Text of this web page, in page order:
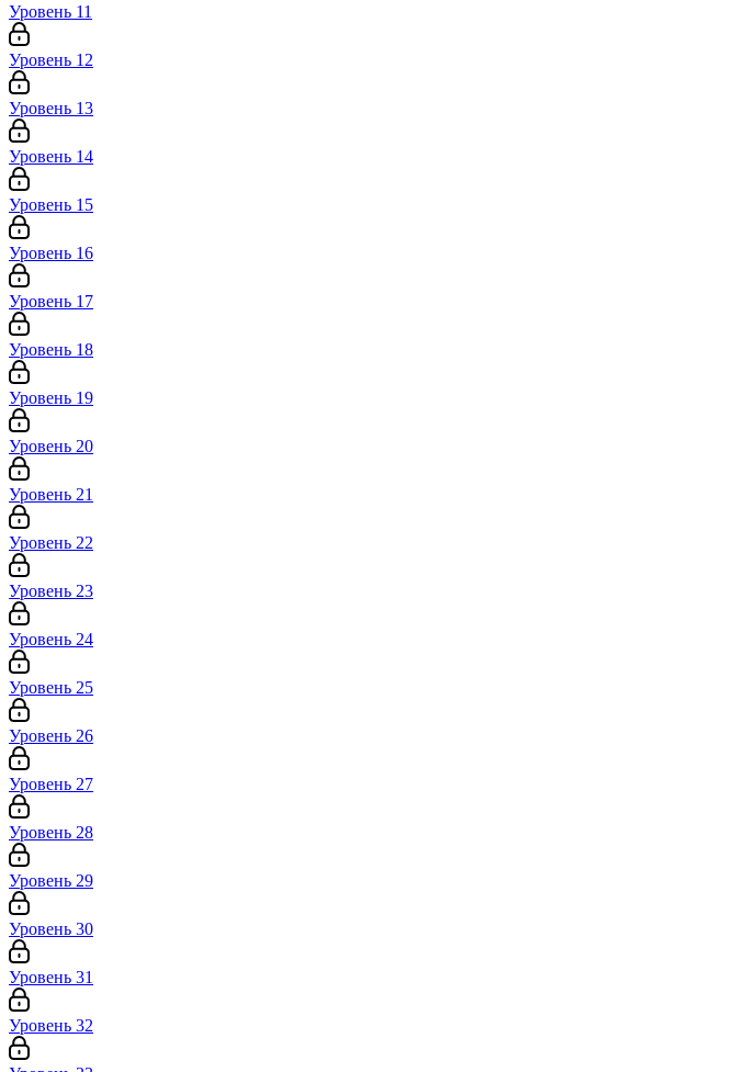
Уровень 11
Уровень 12
Уровень 13
Уровень 14
Уровень 15
Уровень 16
Уровень 17
Уровень 18
Уровень 19
Уровень 20
Уровень 21
Уровень 22
Уровень 23
Уровень 24
Уровень 25
Уровень 26
Уровень 27
Уровень 28
Уровень 29
Уровень 30
Уровень 31
Уровень 32